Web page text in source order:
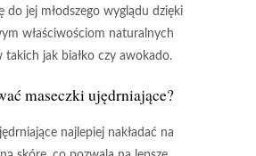
do jej młodszego wyglądu dzięki
właściwościom naturalnych
takich jak białko czy awokado.
maseczki ujędrniające?
najlepiej nakładać na